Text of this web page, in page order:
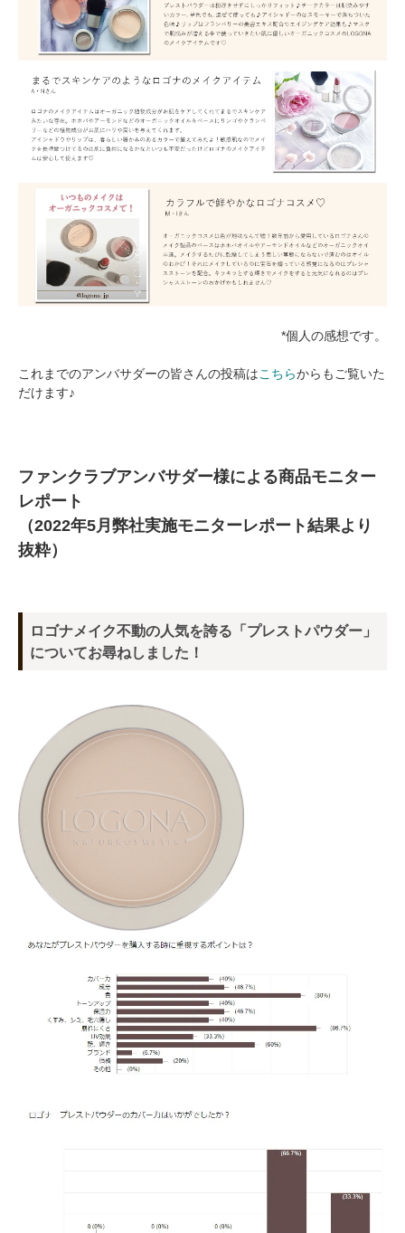
*個人の感想です。
これまでのアンバサダーの皆さんの投稿はこちらからもご覧いた
だけます♪
ファンクラブアンバサダー様による商品モニター
レポート
（2022年5月弊社実施モニターレポート結果より
抜粋）
ロゴナメイク不動の人気を誇る「プレストパウダー」
についてお尋ねしました！